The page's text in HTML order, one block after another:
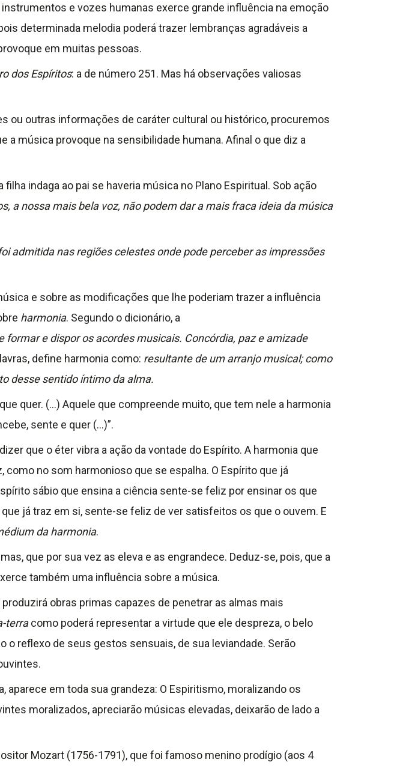
e vozes humanas exerce grande influência na emoção
determinada melodia poderá trazer lembranças agradáveis a
em muitas pessoas.
dos Espíritos: a de número 251. Mas há observações valiosas
ou outras informações de caráter cultural ou histórico, procuremos
a música provoque na sensibilidade humana. Afinal o que diz a
filha indaga ao pai se haveria música no Plano Espiritual. Sob ação
a nossa mais bela voz, não podem dar a mais fraca ideia da música
admitida nas regiões celestes onde pode perceber as impressões
e sobre as modificações que lhe poderiam trazer a influência
harmonia. Segundo o dicionário, a
e dispor os acordes musicais. Concórdia, paz e amizade
define harmonia como: resultante de um arranjo musical; como
desse sentido íntimo da alma.
quer. (…) Aquele que compreende muito, que tem nele a harmonia
sente e quer (…)”.
que o éter vibra a ação da vontade do Espírito. A harmonia que
no som harmonioso que se espalha. O Espírito que já
sábio que ensina a ciência sente-se feliz por ensinar os que
já traz em si, sente-se feliz de ver satisfeitos os que o ouvem. E
da harmonia.
que por sua vez as eleva e as engrandece. Deduz-se, pois, que a
também uma influência sobre a música.
obras primas capazes de penetrar as almas mais
terracomo poderá representar a virtude que ele despreza, o belo
o reflexo de seus gestos sensuais, de sua leviandade. Serão
em toda sua grandeza: O Espiritismo, moralizando os
moralizados, apreciarão músicas elevadas, deixarão de lado a
Mozart (1756-1791), que foi famoso menino prodígio (aos 4